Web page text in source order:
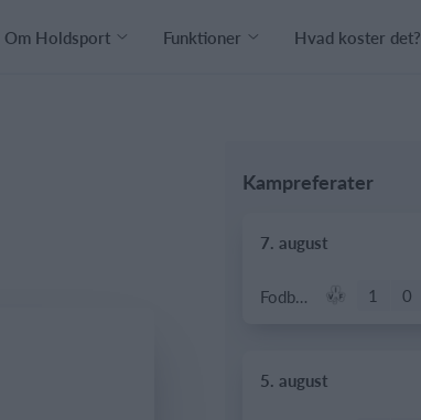
Om Holdsport Funktioner Hvad koster det?
Kampreferater
7. august
Fodbold - Årgang 2014 1 0
5. august